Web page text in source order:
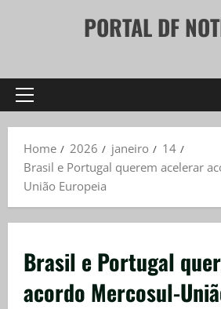
PORTAL DF
Primary
Home
2026 janeiro
14
Brasil e Portugal querem acelerar
União Europeia
Brasil e Portugal
acordo Mercosul-